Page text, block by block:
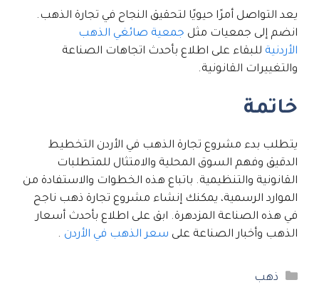
يعد التواصل أمرًا حيويًا لتحقيق النجاح في تجارة الذهب.
انضم إلى جمعيات مثل جمعية صائغي الذهب
الأردنية للبقاء على اطلاع بأحدث اتجاهات الصناعة
والتغييرات القانونية.
خاتمة
يتطلب بدء مشروع تجارة الذهب في الأردن التخطيط
الدقيق وفهم السوق المحلية والامتثال للمتطلبات
القانونية والتنظيمية. باتباع هذه الخطوات والاستفادة من
الموارد الرسمية، يمكنك إنشاء مشروع تجارة ذهب ناجح
في هذه الصناعة المزدهرة. ابق على اطلاع بأحدث أسعار
الذهب وأخبار الصناعة على سعر الذهب في الأردن .
التصنيفات
ذهب